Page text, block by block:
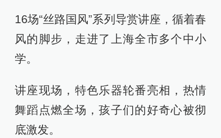
16场“丝路国风”系列导赏讲座，循着春
风的脚步，走进了上海全市多个中小
学。
讲座现场，特色乐器轮番亮相，热情
舞蹈点燃全场，孩子们的好奇心被彻
底激发。